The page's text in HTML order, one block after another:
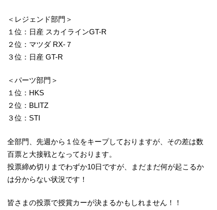
＜レジェンド部門＞
１位：日産 スカイラインGT-R
２位：マツダ RX-７
３位：日産 GT-R
＜パーツ部門＞
１位：HKS
２位：BLITZ
３位：STI
全部門、先週から１位をキープしておりますが、その差は数
百票と大接戦となっております。
投票締め切りまでわずか10日ですが、まだまだ何が起こるか
は分からない状況です！
皆さまの投票で授賞カーが決まるかもしれません！！